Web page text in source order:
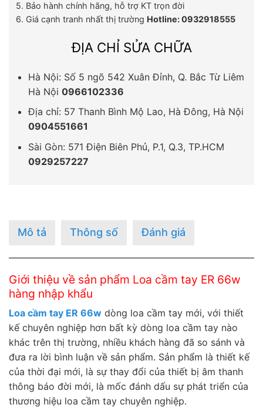
5. Bảo hành chính hãng, hỗ trợ KT trọn đời
6. Giá cạnh tranh nhất thị trường Hotline: 0932918555
ĐỊA CHỈ SỬA CHỮA
Hà Nội: Số 5 ngõ 542 Xuân Đỉnh, Q. Bắc Từ Liêm
Hà Nội 0966102336
Địa chỉ: 57 Thanh Bình Mộ Lao, Hà Đông, Hà Nội
0904551661
Sài Gòn: 571 Điện Biên Phủ, P.1, Q.3, TP.HCM
0929257227
Mô tả Thông số Đánh giá
Giới thiệu về sản phẩm Loa cầm tay ER 66w
hàng nhập khẩu
Loa cầm tay ER 66w dòng loa cầm tay mới, với thiết
kế chuyên nghiệp hơn bất kỳ dòng loa cầm tay nào
khác trên thị trường, nhiều khách hàng đã so sánh và
đưa ra lời bình luận về sản phẩm. Sản phẩm là thiết kế
của thời đại mới, là sự thay đổi của thiết bị âm thanh
thông báo đời mới, là mốc đánh dấu sự phát triển của
thương hiệu loa cầm tay chuyên nghiệp.